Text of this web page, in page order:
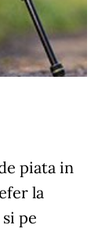
piata in
la
pe